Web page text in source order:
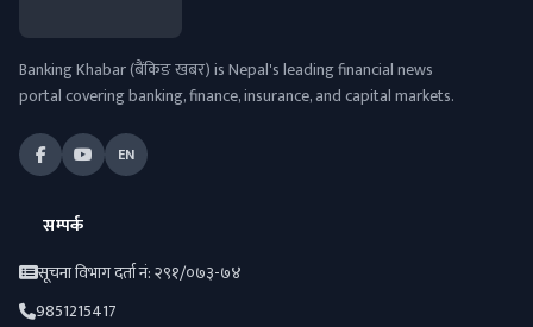
Banking Khabar (बैंकिङ खबर) is Nepal's leading financial news
portal covering banking, finance, insurance, and capital markets.
EN
सम्पर्क
सूचना विभाग दर्ता नं: २९१/०७३-७४
9851215417